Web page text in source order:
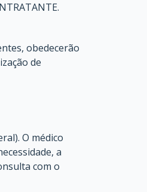
obedecerão
de
O médico
a
com o